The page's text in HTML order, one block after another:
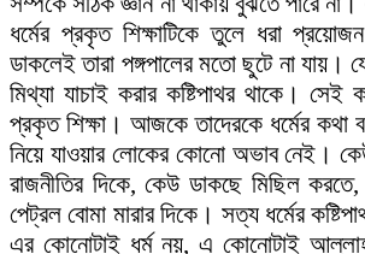
ধর্মের প্রকৃত শিক্ষাটিকে তুলে ধরা
ডাকলেই তারা পঙ্গপালের মতো ছুটে না যায়।
মিথ্যা যাচাই করার কষ্টিপাথর থাকে। সেই
প্রকৃত শিক্ষা। আজকে তাদেরকে ধর্মের কথা
নিয়ে যাওয়ার লোকের কোনো অভাব নেই।
রাজনীতির দিকে, কেউ ডাকছে মিছিল
পেট্রল বোমা মারার দিকে। সত্য ধর্মের
এর কোনোটাই ধর্ম নয়, এ কোনোটাই